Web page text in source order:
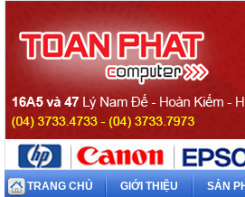
TRANG CHỦ GIỚI THIỆU SẢN